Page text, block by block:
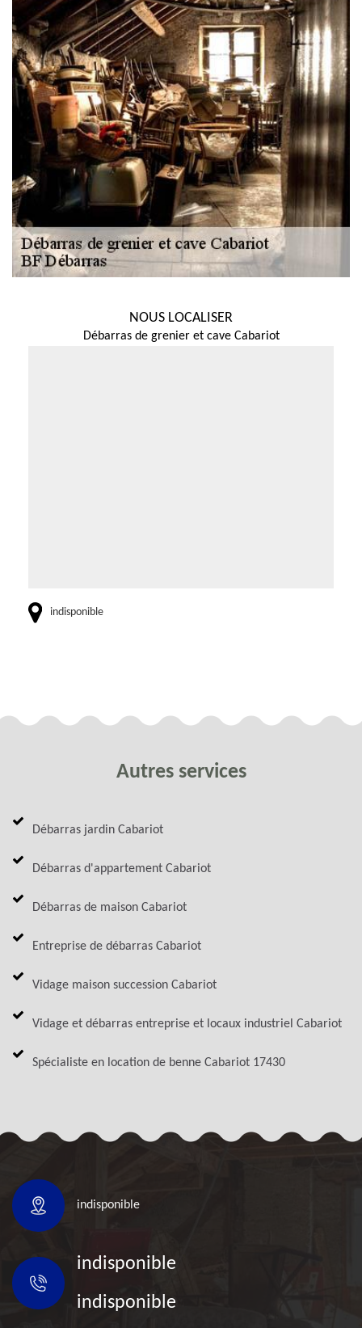
NOUS LOCALISER
Débarras de grenier et cave Cabariot
indisponible
Autres services
Débarras jardin Cabariot
Débarras d'appartement Cabariot
Débarras de maison Cabariot
Entreprise de débarras Cabariot
Vidage maison succession Cabariot
Vidage et débarras entreprise et locaux industriel Cabariot
Spécialiste en location de benne Cabariot 17430
indisponible
indisponible
indisponible